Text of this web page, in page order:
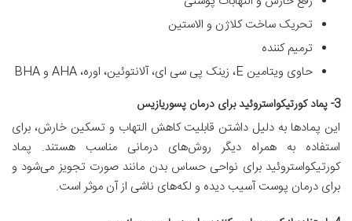
تحریک ساخت کلاژن و الاستین
ترمیم کننده
حاوی ویتامین E، زینک پی سی ای، آلانتوئین، اوره، AHA و BHA
3- پماد کورتیکواستروئید برای درمان پسوریازیس
این پمادها به دلیل داشتن قابلیت کاهش التهاب و تسکین خارش، برای
استفاده به همراه دیگر روش‌های درمانی مناسب هستند. پماد
کورتیکواستروئید برای نواحی حساس بدن مانند صورت تجویز می‌شود و
برای درمان پوست آسیب دیده و لکه‌های ناشی از آن موثر است.